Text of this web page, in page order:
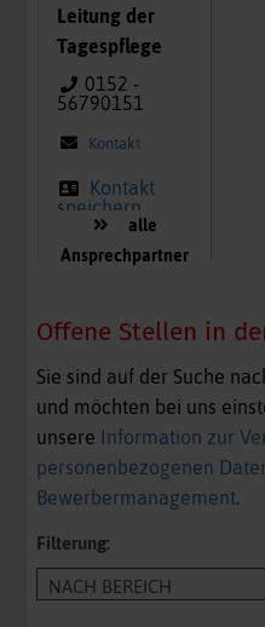
Leitung der
Tagespflege
0152 -
56790151
Kontakt
Kontakt
speichern
alle
Ansprechpartner
Offene Stellen in
Sie sind auf der Suche
und möchten bei uns
unsere Information zur
personenbezogenen
Bewerbermanagement.
Filterung: